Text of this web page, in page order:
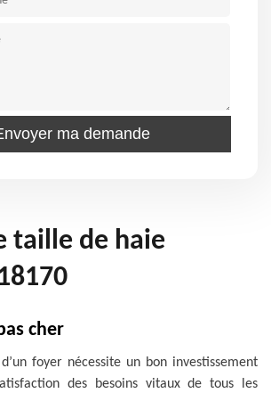
taille de haie
cher
foyer nécessite un bon investissement
des besoins vitaux de tous les